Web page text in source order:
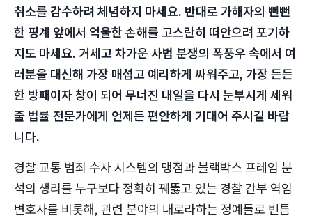
취소를 감수하려 체념하지 마세요. 반대로 가해자의 뻔뻔
한 핑계 앞에서 억울한 손해를 고스란히 떠안으려 포기하
지도 마세요. 거세고 차가운 사법 분쟁의 폭풍우 속에서 여
러분을 대신해 가장 매섭고 예리하게 싸워주고, 가장 든든
한 방패이자 창이 되어 무너진 내일을 다시 눈부시게 세워
줄 법률 전문가에게 언제든 편안하게 기대어 주시길 바랍
니다.
경찰 교통 범죄 수사 시스템의 맹점과 블랙박스 프레임 분
석의 생리를 누구보다 정확히 꿰뚫고 있는 경찰 간부 역임
변호사를 비롯해, 관련 분야의 내로라하는 정예들로 빈틈